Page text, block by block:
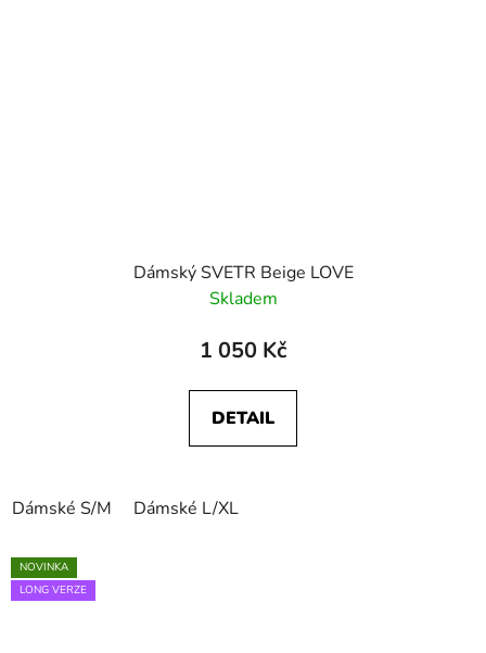
Dámský SVETR Beige LOVE
Skladem
1 050 Kč
DETAIL
Dámské S/M Dámské L/XL
NOVINKA
LONG VERZE